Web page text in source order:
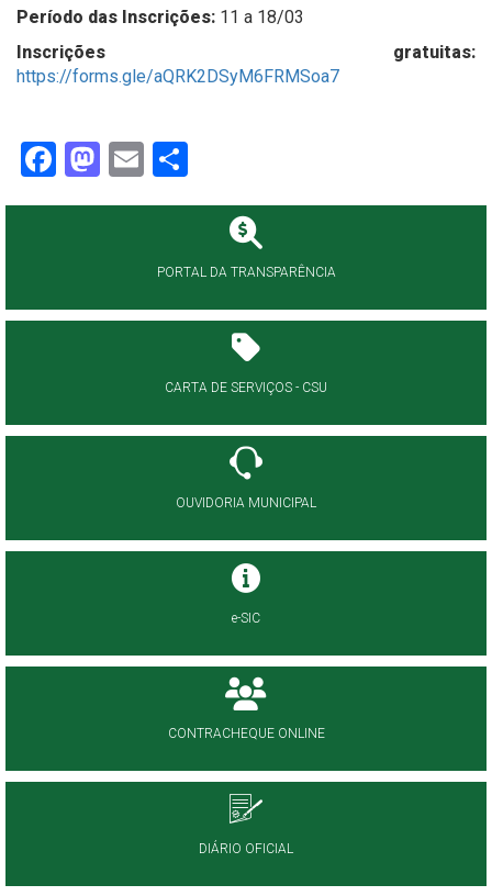
Período das Inscrições: 11 a 18/03
Inscrições gratuitas:
https://forms.gle/aQRK2DSyM6FRMSoa7
Facebook
Mastodon
Email
PORTAL DA TRANSPARÊNCIA
CARTA DE SERVIÇOS - CSU
OUVIDORIA MUNICIPAL
e-SIC
CONTRACHEQUE ONLINE
DIÁRIO OFICIAL